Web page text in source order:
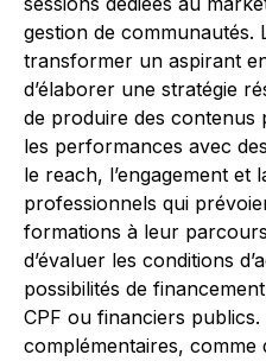
gestion de communautés.
transformer un aspirant
d’élaborer une stratégie
de produire des contenus
les performances avec
le reach, l’engagement et
professionnels qui
formations à leur
d’évaluer les conditions
possibilités de
CPF ou financiers
complémentaires, comme